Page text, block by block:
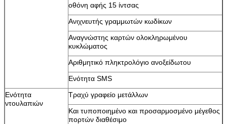
οθόνη αφής 15 ίντσας
Ανιχνευτής γραμμωτών κωδίκων
Αναγνώστης καρτών ολοκληρωμένου
κυκλώματος
Αριθμητικό πληκτρολόγιο ανοξείδωτου
Ενότητα SMS
Ενότητα
ντουλαπιών
Τραχύ γραφείο μετάλλων
Και τυποποιημένο και προσαρμοσμένο μέγεθος
πορτών διαθέσιμο